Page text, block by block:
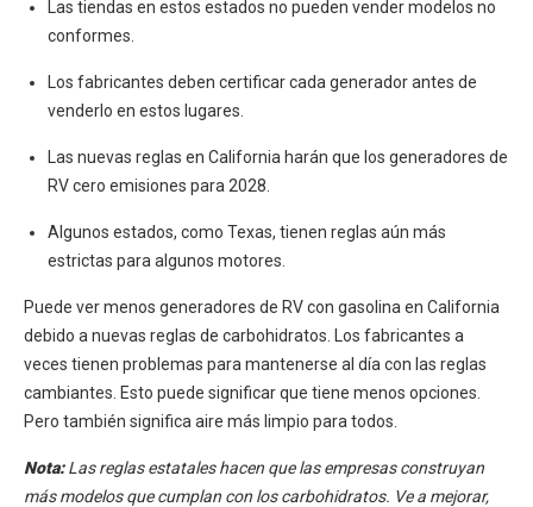
Las tiendas en estos estados no pueden vender modelos no
conformes.
Los fabricantes deben certificar cada generador antes de
venderlo en estos lugares.
Las nuevas reglas en California harán que los generadores de
RV cero emisiones para 2028.
Algunos estados, como Texas, tienen reglas aún más
estrictas para algunos motores.
Puede ver menos generadores de RV con gasolina en California
debido a nuevas reglas de carbohidratos. Los fabricantes a
veces tienen problemas para mantenerse al día con las reglas
cambiantes. Esto puede significar que tiene menos opciones.
Pero también significa aire más limpio para todos.
Nota:Las reglas estatales hacen que las empresas construyan
más modelos que cumplan con los carbohidratos. Ve a mejorar,